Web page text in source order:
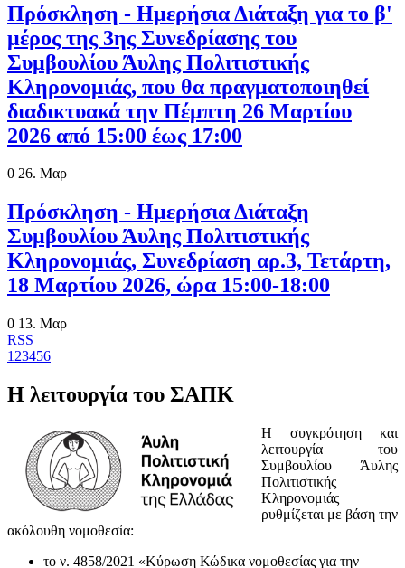
Πρόσκληση - Ημερήσια Διάταξη για το β'
μέρος της 3ης Συνεδρίασης του
Συμβουλίου Άυλης Πολιτιστικής
Κληρονομιάς, που θα πραγματοποιηθεί
διαδικτυακά την Πέμπτη 26 Μαρτίου
2026 από 15:00 έως 17:00
0 26. Μαρ
Πρόσκληση - Ημερήσια Διάταξη
Συμβουλίου Άυλης Πολιτιστικής
Κληρονομιάς, Συνεδρίαση αρ.3, Τετάρτη,
18 Μαρτίου 2026, ώρα 15:00-18:00
0 13. Μαρ
RSS
1 23456
Η λειτουργία του ΣΑΠΚ
Η συγκρότηση και
λειτουργία του
Συμβουλίου Άυλης
Πολιτιστικής
Κληρονομιάς
ρυθμίζεται με βάση την
ακόλουθη νομοθεσία:
το ν. 4858/2021 «Κύρωση Κώδικα νομοθεσίας για την